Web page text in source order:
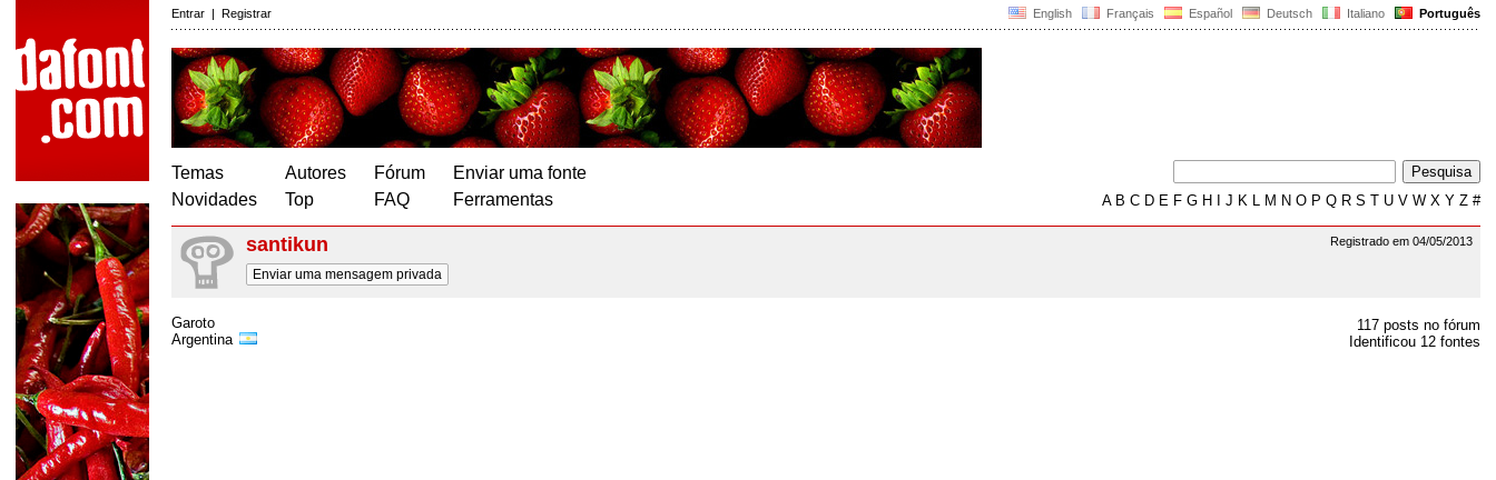
English Français Español Deutsch Italiano Português
Entrar | Registrar
Temas
Novidades
Autores
Top
Fórum
FAQ
Enviar uma fonte
Ferramentas
AB C D E F G H J K L M N O P Q R S T U V W X Y Z #
Registrado em 04/05/2013
santikun
Enviar uma mensagem privada
117 posts no fórum
Identificou 12 fontes
Garoto
Argentina